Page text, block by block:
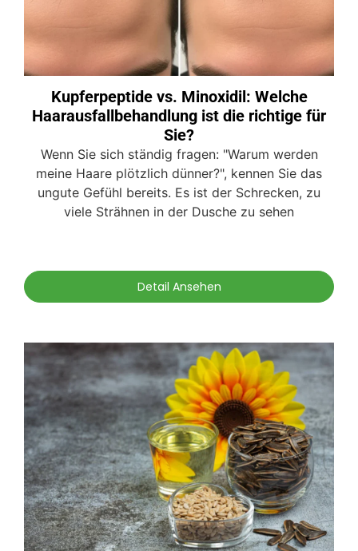
Kupferpeptide vs. Minoxidil: Welche
Haarausfallbehandlung ist die richtige für
Sie?
Wenn Sie sich ständig fragen: "Warum werden
meine Haare plötzlich dünner?", kennen Sie das
ungute Gefühl bereits. Es ist der Schrecken, zu
viele Strähnen in der Dusche zu sehen
Detail Ansehen